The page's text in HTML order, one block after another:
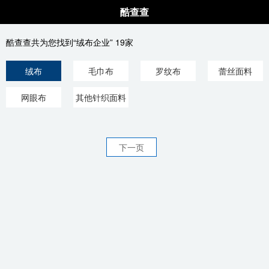
酷查查
酷查查共为您找到“绒布企业” 19家
绒布 毛巾布 罗纹布 蕾丝面料
网眼布 其他针织面料
下一页